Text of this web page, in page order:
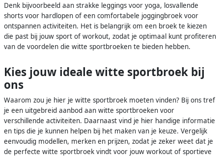
Denk bijvoorbeeld aan strakke leggings voor yoga, losvallende
shorts voor hardlopen of een comfortabele joggingbroek voor
ontspannen activiteiten. Het is belangrijk om een broek te kiezen
die past bij jouw sport of workout, zodat je optimaal kunt profiteren
van de voordelen die witte sportbroeken te bieden hebben.
Kies jouw ideale witte sportbroek bij
ons
Waarom zou je hier je witte sportbroek moeten vinden? Bij ons tref
je een uitgebreid aanbod aan witte sportbroeken voor
verschillende activiteiten. Daarnaast vind je hier handige informatie
en tips die je kunnen helpen bij het maken van je keuze. Vergelijk
eenvoudig modellen, merken en prijzen, zodat je zeker weet dat je
de perfecte witte sportbroek vindt voor jouw workout of sportieve